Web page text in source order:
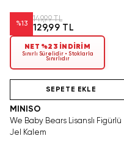
%13
149,99 TL
129,99 TL
NET %23 İNDİRİM
Sınırlı Sürelidir • Stoklarla
Sınırlıdır
SEPETE EKLE
MINISO
We Baby Bears Lisanslı Figürlü
Jel Kalem